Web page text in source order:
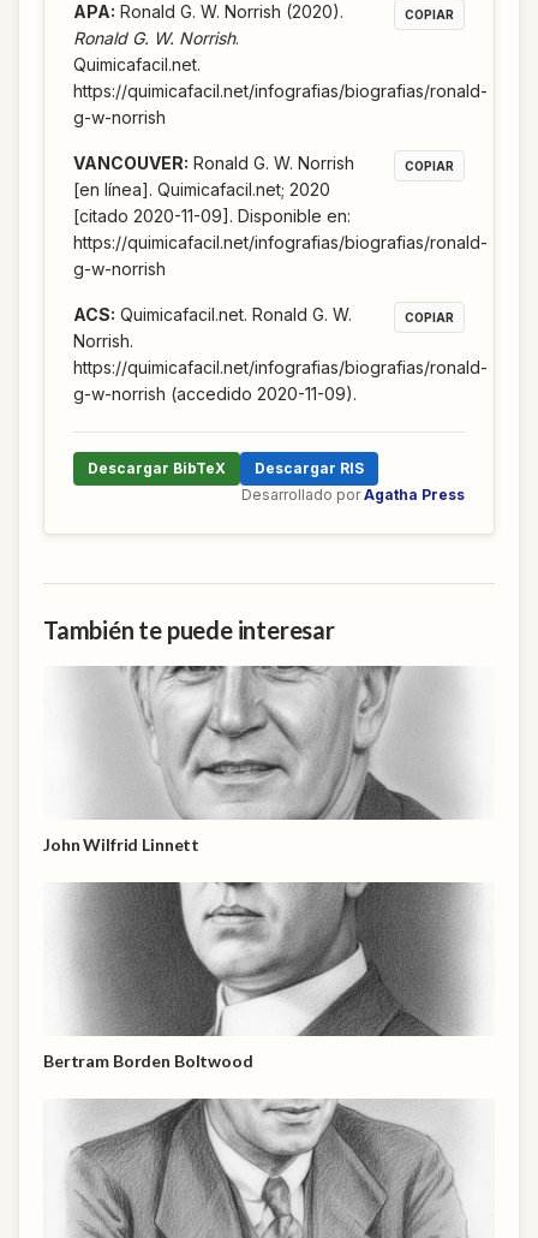
APA: Ronald G. W. Norrish (2020).
Ronald G. W. Norrish.
Quimicafacil.net.
https://quimicafacil.net/infografias/biografias/ronald-
g-w-norrish
COPIAR
VANCOUVER: Ronald G. W. Norrish
[en línea]. Quimicafacil.net; 2020
[citado 2020-11-09]. Disponible en:
https://quimicafacil.net/infografias/biografias/ronald-
g-w-norrish
COPIAR
ACS: Quimicafacil.net. Ronald G. W.
Norrish.
https://quimicafacil.net/infografias/biografias/ronald-
g-w-norrish (accedido 2020-11-09).
COPIAR
Descargar BibTeX
Descargar RIS
Desarrollado por Agatha Press
También te puede interesar
John Wilfrid Linnett
Bertram Borden Boltwood